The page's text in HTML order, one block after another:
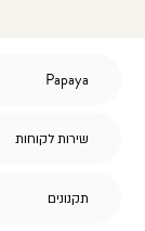
Papaya
Papaya
הצהרת נגישות
שירות
שירות לקוחות
משלוחים
תקנונים
תקנונים